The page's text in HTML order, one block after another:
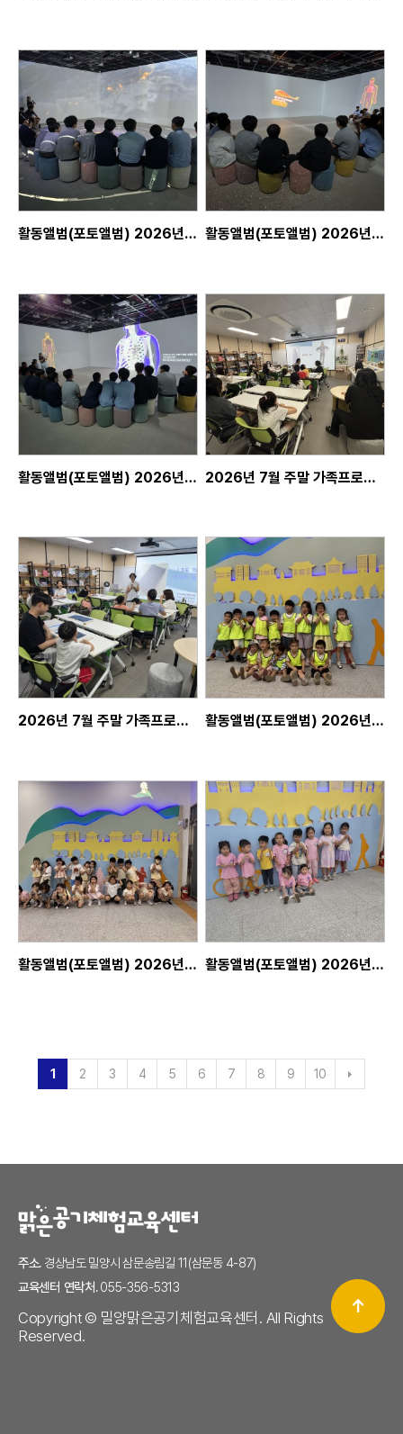
활동앨범(포토앨범) 2026년 7월 16일, 밀성중학교 단체교육, 단체프로그램-3 활동앨범(포토앨범) 2026년 7월 16일, 밀성중학교 단체교육, 단체프로그램-2
활동앨범(포토앨범) 2026년 7월 16일, 밀성중학교 단체교육, 단체프로그램 2026년 7월 주말 가족프로그램 - 2회차
2026년 7월 주말 가족프로그램 - 1회차 활동앨범(포토앨범) 2026년 7월 10일, 새들어린이집 단체교육, 단체프로그램
활동앨범(포토앨범) 2026년 7월 2일, 미리벌초병설유치원 단체교육, 단체프로그램 활동앨범(포토앨범) 2026년 6월 26일, 해맑은어린이집 단체교육, 단체프로그램
1 2 3 4 5 6 7 8 9 10
주소. 경상남도 밀양시 삼문송림길 11(삼문동 4-87)
교육센터 연락처. 055-356-5313
Copyright © 밀양맑은공기체험교육센터. All Rights
Reserved.